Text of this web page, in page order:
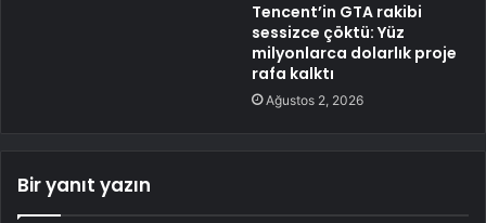
Tencent’in GTA rakibi
sessizce çöktü: Yüz
milyonlarca dolarlık proje
rafa kalktı
Ağustos 2, 2026
Bir yanıt yazın